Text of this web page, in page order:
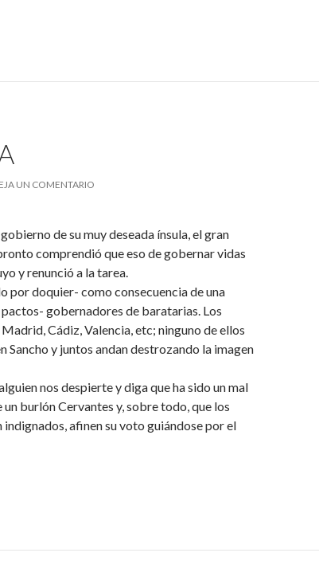
UN COMENTARIO
de su muy deseada ínsula, el gran
comprendió que eso de gobernar vidas
y renunció a la tarea.
por doquier- como consecuencia de una
gobernadores de baratarias. Los
Cádiz, Valencia, etc; ninguno de ellos
Sancho y juntos andan destrozando la imagen
nos despierte y diga que ha sido un mal
un burlón Cervantes y, sobre todo, que los
indignados, afinen su voto guiándose por el